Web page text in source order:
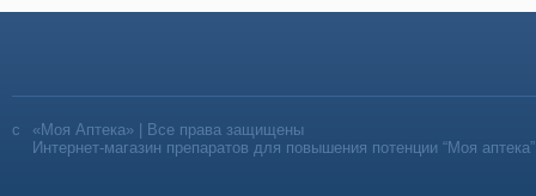
«Моя Аптека» | Все права защищены
Интернет-магазин препаратов для повышения потенции “Моя